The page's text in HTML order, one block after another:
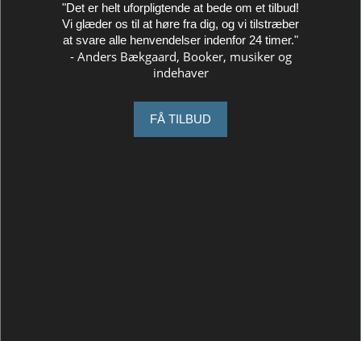
"Det er helt uforpligtende at bede om et tilbud!
Vi glæder os til at høre fra dig, og vi tilstræber
at svare alle henvendelser indenfor 24 timer."
- Anders Bækgaard, Booker, musiker og
indehaver
FÅ TILBUD